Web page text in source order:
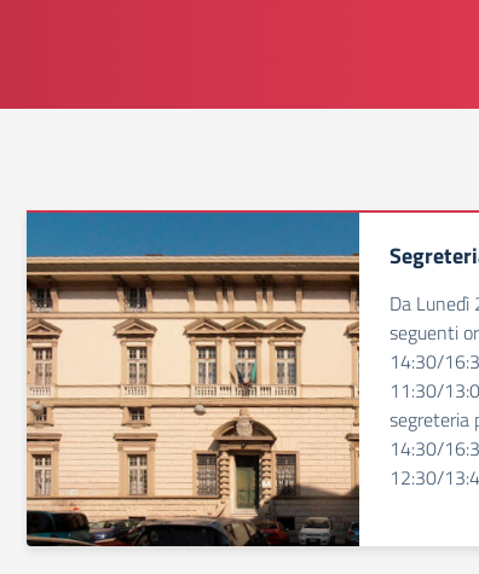
Da
seguenti
14:30/
11:30/
segreteria
14:30/
12:30/